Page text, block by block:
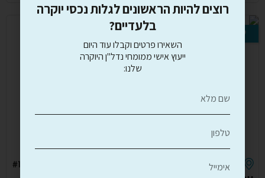
למכירה
הרצליה #14674
רוצים להיות הראשונים לגלות נכסי יוקרה
בלעדיים?
השאירו פרטים וקבלו עוד היום
ייעוץ אישי ממומחי נדל"ן היוקרה
שלנו: